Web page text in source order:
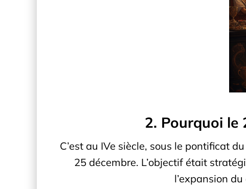
2. Pourquoi le
C’est au IVe siècle, sous le pontificat du
25 décembre. L’objectif était
l’expansion